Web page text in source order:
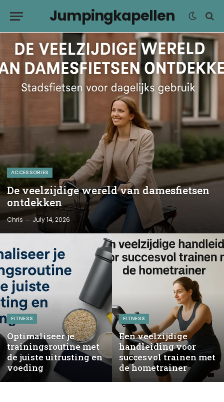
Jumpingkapellen
ACCESSORIES
De veelzijdige wereld van damesfietsen
ontdekken
Chris July 14, 2026
FITNESS
Optimaliseer je
trainingsroutine met
de juiste uitrusting en
voeding
FITNESS
Een veelzijdige
handleiding voor
succesvol trainen met
de hometrainer